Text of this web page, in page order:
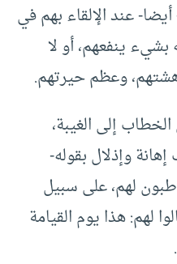
عند الإلقاء بهم في
بشيء ينفعهم، أو لا
وعظم حيرتهم.
إلى الغيبة،
وإذلال بقوله-
لهم، على سبيل
لهم: هذا يوم القيامة